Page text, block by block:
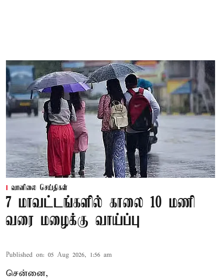
வானிலை செய்திகள்
7 மாவட்டங்களில் காலை 10 மணி
வரை மழைக்கு வாய்ப்பு
Published on: 05 Aug 2026, 1:56 am
சென்னை,